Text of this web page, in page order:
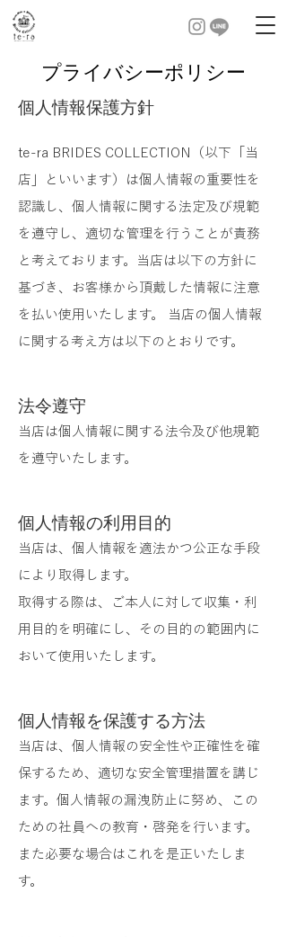
プライバシーポリシー
個人情報保護方針
te-ra BRIDES COLLECTION（以下「当
店」といいます）は個人情報の重要性を
認識し、個人情報に関する法定及び規範
を遵守し、適切な管理を行うことが責務
と考えております。当店は以下の方針に
基づき、お客様から頂戴した情報に注意
を払い使用いたします。 当店の個人情報
に関する考え方は以下のとおりです。
法令遵守
当店は個人情報に関する法令及び他規範
を遵守いたします。
個人情報の利用目的
当店は、個人情報を適法かつ公正な手段
により取得します。
取得する際は、ご本人に対して収集・利
用目的を明確にし、その目的の範囲内に
おいて使用いたします。
個人情報を保護する方法
当店は、個人情報の安全性や正確性を確
保するため、適切な安全管理措置を講じ
ます。個人情報の漏洩防止に努め、この
ための社員への教育・啓発を行います。
また必要な場合はこれを是正いたしま
す。